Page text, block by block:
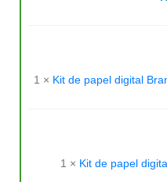
1 × Kit de papel digital
1 × Kit de papel